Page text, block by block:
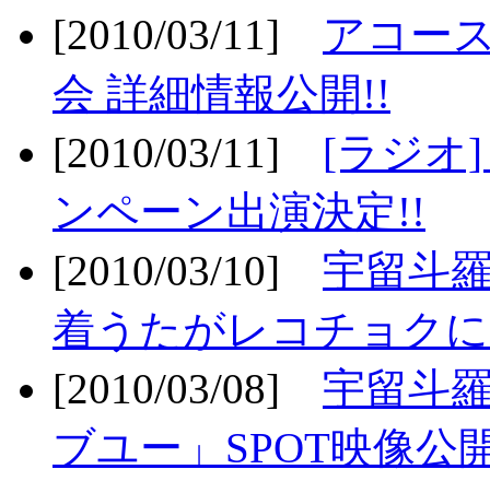
[2010/03/11] アコー
会 詳細情報公開!!
[2010/03/11] [ラジオ
ンペーン出演決定!!
[2010/03/10] 宇留斗
着うたがレコチョク
[2010/03/08] 宇留斗
ブユー」SPOT映像公